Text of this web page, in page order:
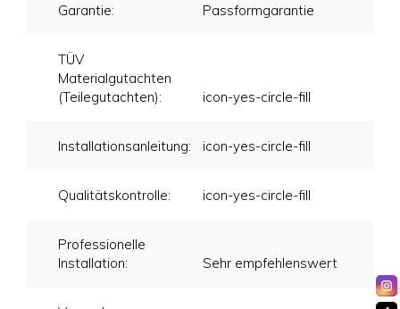
Garantie: Passformgarantie
TÜV
Materialgutachten
(Teilegutachten):
icon-yes-circle-fill
Installationsanleitung: icon-yes-circle-fill
Qualitätskontrolle: icon-yes-circle-fill
Professionelle
Installation:
Sehr empfehlenswert